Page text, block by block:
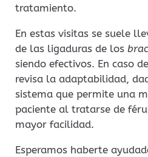
tratamiento.
En estas visitas se suele
de las ligaduras de los
siendo efectivos. En caso
revisa la adaptabilidad,
sistema que permite una
paciente al tratarse de
mayor facilidad.
Esperamos haberte